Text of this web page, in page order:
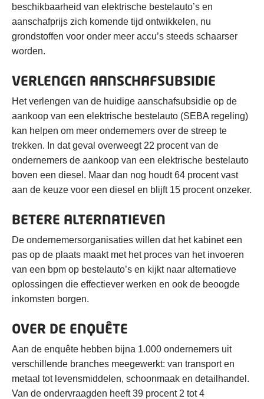
beschikbaarheid van elektrische bestelauto’s en
aanschafprijs zich komende tijd ontwikkelen, nu
grondstoffen voor onder meer accu’s steeds schaarser
worden.
VERLENGEN AANSCHAFSUBSIDIE
Het verlengen van de huidige aanschafsubsidie op de
aankoop van een elektrische bestelauto (SEBA regeling)
kan helpen om meer ondernemers over de streep te
trekken. In dat geval overweegt 22 procent van de
ondernemers de aankoop van een elektrische bestelauto
boven een diesel. Maar dan nog houdt 64 procent vast
aan de keuze voor een diesel en blijft 15 procent onzeker.
BETERE ALTERNATIEVEN
De ondernemersorganisaties willen dat het kabinet een
pas op de plaats maakt met het proces van het invoeren
van een bpm op bestelauto’s en kijkt naar alternatieve
oplossingen die effectiever werken en ook de beoogde
inkomsten borgen.
OVER DE ENQUÊTE
Aan de enquête hebben bijna 1.000 ondernemers uit
verschillende branches meegewerkt: van transport en
metaal tot levensmiddelen, schoonmaak en detailhandel.
Van de ondervraagden heeft 39 procent 2 tot 4